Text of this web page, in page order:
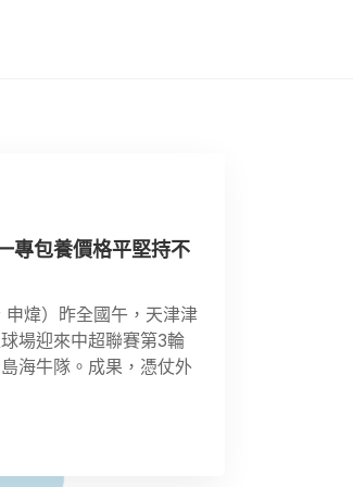
專包養價格平堅持不
煒）昨全國午，天津津
場迎來中超聯賽第3輪
海牛隊。成果，憑仗外